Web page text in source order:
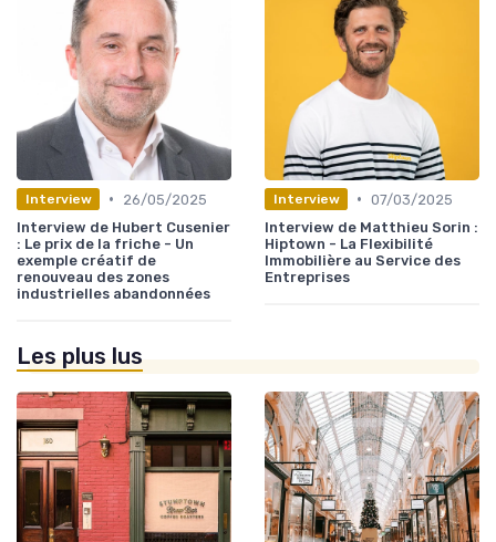
Interview •
26/05/2025
Interview de Hubert Cusenier
: Le prix de la friche - Un
exemple créatif de
renouveau des zones
industrielles abandonnées
Interview • 07/03/2025
Interview de Matthieu Sorin :
Hiptown - La Flexibilité
Immobilière au Service des
Entreprises
Les plus lus